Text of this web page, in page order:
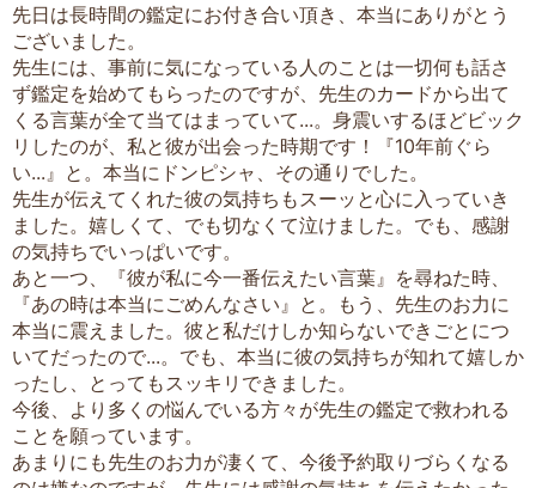
先日は長時間の鑑定にお付き合い頂き、本当にありがとう
ございました。
先生には、事前に気になっている人のことは一切何も話さ
ず鑑定を始めてもらったのですが、先生のカードから出て
くる言葉が全て当てはまっていて...。身震いするほどビック
リしたのが、私と彼が出会った時期です！『10年前ぐら
い...』と。本当にドンピシャ、その通りでした。
先生が伝えてくれた彼の気持ちもスーッと心に入っていき
ました。嬉しくて、でも切なくて泣けました。でも、感謝
の気持ちでいっぱいです。
あと一つ、『彼が私に今一番伝えたい言葉』を尋ねた時、
『あの時は本当にごめんなさい』と。もう、先生のお力に
本当に震えました。彼と私だけしか知らないできごとにつ
いてだったので...。でも、本当に彼の気持ちが知れて嬉しか
ったし、とってもスッキリできました。
今後、より多くの悩んでいる方々が先生の鑑定で救われる
ことを願っています。
あまりにも先生のお力が凄くて、今後予約取りづらくなる